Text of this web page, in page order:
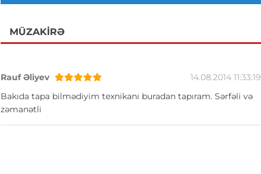
MÜZAKIRƏ
Rauf Əliyev
14.08.2014 11:33:19
Bakıda tapa bilmədiyim texnikanı buradan tapıram. Sərfəli və
zəmanətli